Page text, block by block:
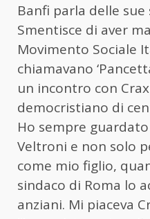
Banfi parla delle
Smentisce di aver
Movimento Sociale
chiamavano
un incontro con
democristiano di
Ho sempre guardato
Veltroni e non solo
come mio figlio,
sindaco di Roma lo
anziani. Mi piaceva